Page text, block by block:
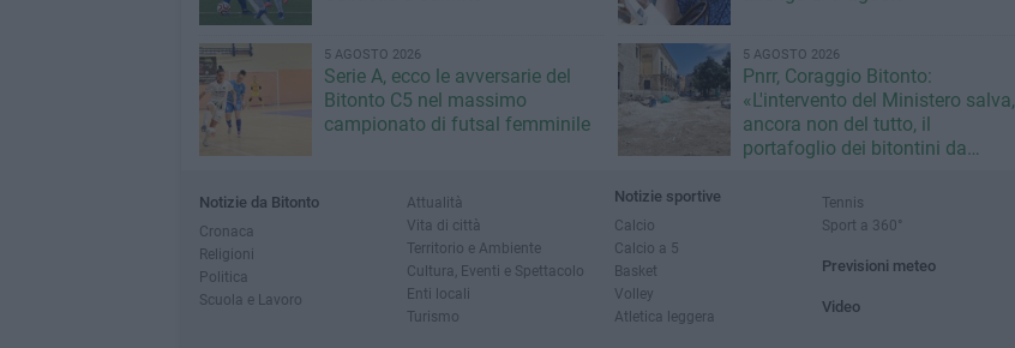
5 AGOSTO 2026
Serie A, ecco le avversarie del
Bitonto C5 nel massimo
campionato di futsal femminile
5 AGOSTO 2026
Pnrr, Coraggio Bitonto:
«L'intervento del Ministero salva,
ancora non del tutto, il
portafoglio dei bitontini da
Notizie da Bitonto
Cronaca
Religioni
Politica
Scuola e Lavoro
Attualità
Vita di città
Territorio e Ambiente
Cultura, Eventi e Spettacolo
Enti locali
Turismo
Notizie sportive
Calcio
Calcio a 5
Basket
Volley
Atletica leggera
Tennis
Sport a 360°
Previsioni meteo
Video